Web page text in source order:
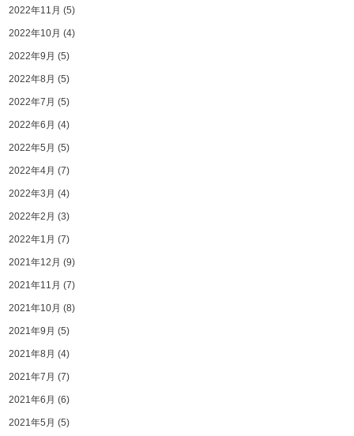
2022年11月 (5)
2022年10月 (4)
2022年9月 (5)
2022年8月 (5)
2022年7月 (5)
2022年6月 (4)
2022年5月 (5)
2022年4月 (7)
2022年3月 (4)
2022年2月 (3)
2022年1月 (7)
2021年12月 (9)
2021年11月 (7)
2021年10月 (8)
2021年9月 (5)
2021年8月 (4)
2021年7月 (7)
2021年6月 (6)
2021年5月 (5)